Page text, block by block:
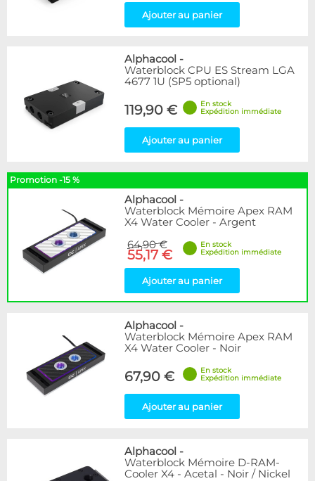
Ajouter au panier
Alphacool -
Waterblock CPU ES Stream LGA
4677 1U (SP5 optional)
119,90 €
En stock
Expédition immédiate
Ajouter au panier
Promotion -15 %
Alphacool -
Waterblock Mémoire Apex RAM
X4 Water Cooler - Argent
64,90 €
55,17 €
En stock
Expédition immédiate
Ajouter au panier
Alphacool -
Waterblock Mémoire Apex RAM
X4 Water Cooler - Noir
67,90 €
En stock
Expédition immédiate
Ajouter au panier
Alphacool -
Waterblock Mémoire D-RAM-
Cooler X4 - Acetal - Noir / Nickel